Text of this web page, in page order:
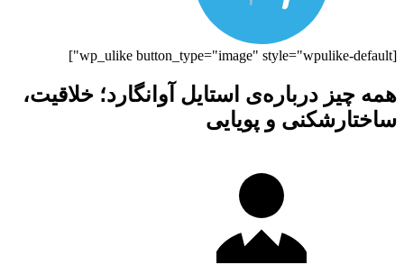
[wp_ulike button_type="image" style="wpulike-default"]
همه چیز درباره‌ی استایل آوانگارد؛ خلاقیت،
ساختارشکنی و پویایی